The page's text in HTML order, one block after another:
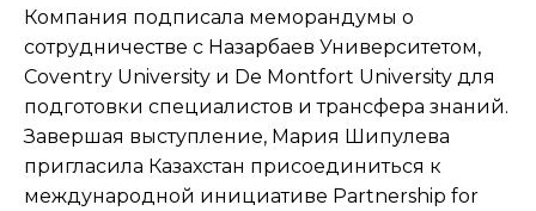
Компания подписала меморандумы о
сотрудничестве с Назарбаев Университетом,
Coventry University и De Montfort University для
подготовки специалистов и трансфера знаний.
Завершая выступление, Мария Шипулева
пригласила Казахстан присоединиться к
международной инициативе Partnership for